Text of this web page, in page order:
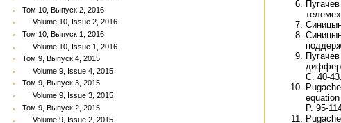
Том 10, Выпуск 2, 2016
Volume 10, Issue 2, 2016
Том 10, Выпуск 1, 2016
Volume 10, Issue 1, 2016
Том 9, Выпуск 4, 2015
Volume 9, Issue 4, 2015
Том 9, Выпуск 3, 2015
Volume 9, Issue 3, 2015
Том 9, Выпуск 2, 2015
Volume 9, Issue 2, 2015
C. 40-43.
P. 95-